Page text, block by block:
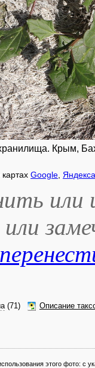
Крым,
Google Яндекса
или
(71) Описание
этого фото: с